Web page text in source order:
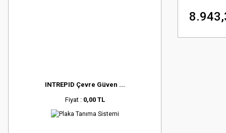
INTREPID Çevre Güven ...
Fiyat : 0,00 TL